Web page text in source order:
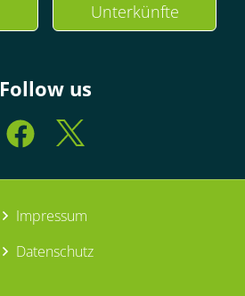
Unterkünfte
Follow us
Impressum
Datenschutz